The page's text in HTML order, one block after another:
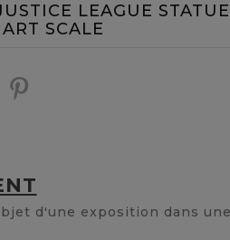
LEAGUE
SCALE
d'une exposition dans